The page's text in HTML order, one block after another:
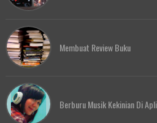
Membuat Review Buku
Berburu Musik Kekinian Di